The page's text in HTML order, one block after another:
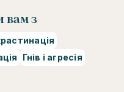
вам з
Гнів і агресія